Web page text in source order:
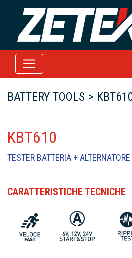
BATTERY TOOLS > KBT610
KBT610
TESTER BATTERIA +
CARATTERISTICHE TECNICHE